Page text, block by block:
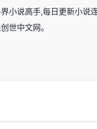
小说高手,每日更新小说
世中文网。